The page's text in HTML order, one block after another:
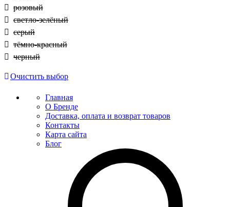
розовый
светло-зелёный
серый
тёмно-красный
черный
Очистить выбор
Главная
О Бренде
Доставка, оплата и возврат товаров
Контакты
Карта сайта
Блог